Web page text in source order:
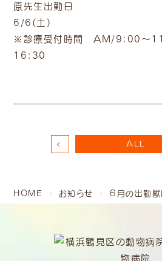
原先生出勤日
6/6(土)
※診療受付時間 AM/9:00～
16:30
ALL
HOME お知らせ ６月の出勤